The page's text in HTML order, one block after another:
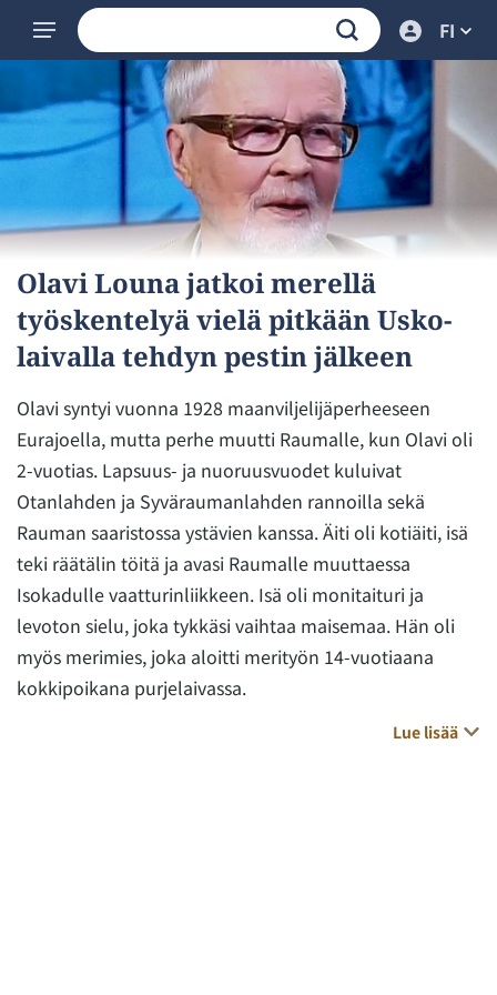
FI
Olavi Louna jatkoi merellä
työskentelyä vielä pitkään Usko-
laivalla tehdyn pestin jälkeen
Olavi syntyi vuonna 1928 maanviljelijäperheeseen
Eurajoella, mutta perhe muutti Raumalle, kun Olavi oli
2-vuotias. Lapsuus- ja nuoruusvuodet kuluivat
Otanlahden ja Syväraumanlahden rannoilla sekä
Rauman saaristossa ystävien kanssa. Äiti oli kotiäiti, isä
teki räätälin töitä ja avasi Raumalle muuttaessa
Isokadulle vaatturinliikkeen. Isä oli monitaituri ja
levoton sielu, joka tykkäsi vaihtaa maisemaa. Hän oli
myös merimies, joka aloitti merityön 14-vuotiaana
kokkipoikana purjelaivassa.
Lue lisää